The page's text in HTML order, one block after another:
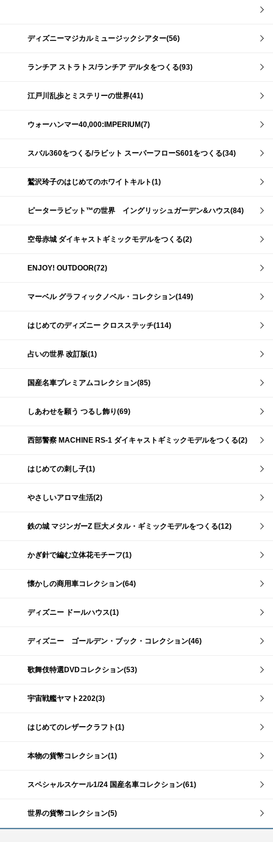
ディズニーマジカルミュージックシアター(56)
ランチア ストラトス/ランチア デルタをつくる(93)
江戸川乱歩とミステリーの世界(41)
ウォーハンマー40,000:IMPERIUM(7)
スバル360をつくる/ラビット スーパーフローS601をつくる(34)
鷲沢玲子のはじめてのホワイトキルト(1)
ピーターラビット™の世界 イングリッシュガーデン&ハウス(84)
空母赤城 ダイキャストギミックモデルをつくる(2)
ENJOY! OUTDOOR(72)
マーベル グラフィックノベル・コレクション(149)
はじめてのディズニー クロスステッチ(114)
占いの世界 改訂版(1)
国産名車プレミアムコレクション(85)
しあわせを願う つるし飾り(69)
西部警察 MACHINE RS-1 ダイキャストギミックモデルをつくる(2)
はじめての刺し子(1)
やさしいアロマ生活(2)
鉄の城 マジンガーZ 巨大メタル・ギミックモデルをつくる(12)
かぎ針で編む立体花モチーフ(1)
懐かしの商用車コレクション(64)
ディズニー ドールハウス(1)
ディズニー ゴールデン・ブック・コレクション(46)
歌舞伎特選DVDコレクション(53)
宇宙戦艦ヤマト2202(3)
はじめてのレザークラフト(1)
本物の貨幣コレクション(1)
スペシャルスケール1/24 国産名車コレクション(61)
世界の貨幣コレクション(5)